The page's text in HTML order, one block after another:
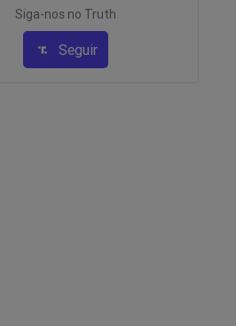
Siga-nos no Truth
Seguir